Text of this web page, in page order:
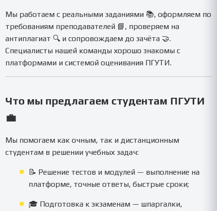
Мы работаем с реальными заданиями 📚, оформляем по
требованиям преподавателей 📘, проверяем на
антиплагиат 🔍 и сопровождаем до зачёта 🤝.
Специалисты нашей команды хорошо знакомы с
платформами и системой оценивания ПГУТИ.
Что мы предлагаем студентам ПГУТИ
💼
Мы помогаем как очным, так и дистанционным
студентам в решении учебных задач:
📝 Решение тестов и модулей — выполнение на
платформе, точные ответы, быстрые сроки;
🎓 Подготовка к экзаменам — шпаргалки,